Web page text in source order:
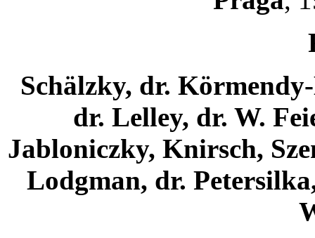
Schälzky, dr.
dr. Lelley, dr. W.
Jabloniczky, Knirsch,
Lodgman, dr.